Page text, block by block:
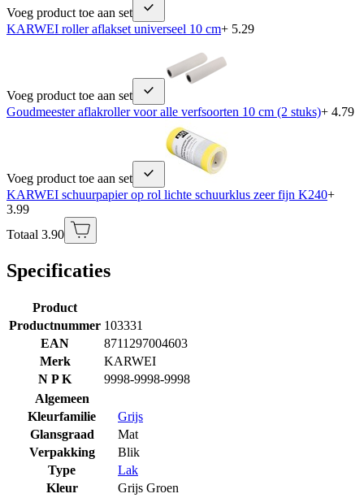
Voeg product toe aan set
KARWEI roller aflakset universeel 10 cm+ 5.29
Voeg product toe aan set
Goudmeester aflakroller voor alle verfsoorten 10 cm (2 stuks)+ 4.79
Voeg product toe aan set
KARWEI schuurpapier op rol lichte schuurklus zeer fijn K240+
3.99
Totaal 3.90
Specificaties
Product
Productnummer 103331
EAN
8711297004603
Merk
KARWEI
N P K
9998-9998-9998
Algemeen
Kleurfamilie
Grijs
Glansgraad
Mat
Verpakking
Blik
Type
Lak
Kleur
Grijs Groen